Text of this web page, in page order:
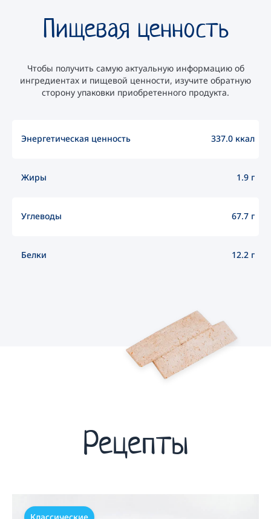
Пищевая ценность
Чтобы получить самую актуальную информацию об
ингредиентах и пищевой ценности, изучите обратную
сторону упаковки приобретенного продукта.
Энергетическая ценность 337.0 ккал
Жиры 1.9 г
Углеводы 67.7 г
Белки 12.2 г
Рецепты